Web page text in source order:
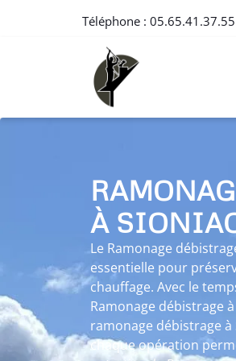
Téléphone : 05.65.41.37.55
À
Le Ramonage
essentielle pour
chauffage. Avec le
Ramonage débistrage
ramonage débistrage
chaque opération